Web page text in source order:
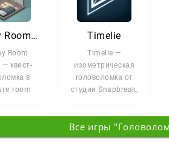
50 Tiny Room Escape
Room
— квест-
в
room
Timelie
Timelie —
изометрическая
головоломка от
студии Snapbreak,
управление
Все игры